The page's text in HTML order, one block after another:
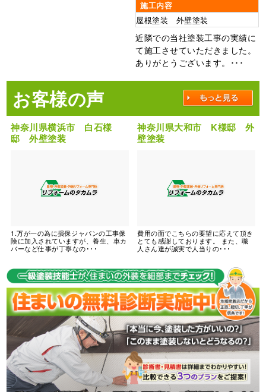
施工内容
屋根塗装 外壁塗装
近隣での当社塗装工事の実績に
て施工させていただきました。
ありがとうございます。･･･
お客様の声
神奈川県横浜市 白石様
邸 外壁塗装
1.万が一の為に損保ジャパンの工事保
険に加入されていますが、養生、車カ
バーなど仕事が丁寧なの･･･
神奈川県大和市 K様邸 外
壁塗装
費用の面でこちらの要望に応えて頂き
とても感謝しております。 また、職
人さん達が誠実で人当りの･･･